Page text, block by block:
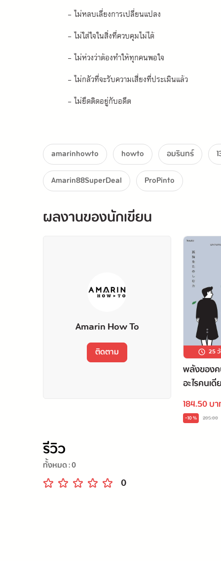
- ไม่หลบเลี่ยงการเปลี่ยนแปลง
- ไม่ใส่ใจในสิ่งที่ควบคุมไม่ได้
- ไม่ห่วงว่าต้องทำให้ทุกคนพอใจ
- ไม่กลัวที่จะรับความเสี่ยงที่ประเมินแล้ว
- ไม่ยึดติดอยู่กับอดีต
- ไม่ขุ่นเคืองในความสำเร็จของผู้อื่น
- ไม่ยอมแพ้หลังจากความล้มเหลวครั้งแรก
- ไม่กลัวการอยู่คนเดียว
- ไม่รู้สึกว่าโลกติดค้างอะไรพวกเขา
แต่จิตใจที่เข้มแข็งจะพาคุณผ่านทุกอย่างไปได้ในท้า
amarinhowto howto อมรินทร์
Amarin88SuperDeal
ProPinto
ผลงานของนักเขียน
Amarin How To
ติดตาม 25
พลังของ
อะไรคนเ
184.50 บ
-10 % 205.00
รีวิว
ทั้งหมด :0
0